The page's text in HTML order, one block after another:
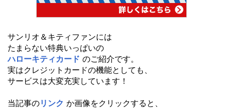
サンリオ＆キティファンには
たまらない特典いっぱいの
ハローキティカード のご紹介です。
実はクレジットカードの機能としても、
サービスは大変充実しています！
当記事のリンク か画像をクリックすると、